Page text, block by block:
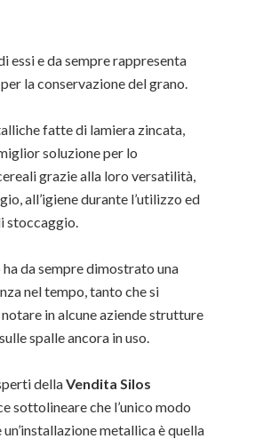
essi e da sempre rappresenta
la conservazione del grano.
fatte di lamiera zincata,
soluzione per lo
grazie alla loro versatilità,
all’igiene durante l’utilizzo ed
stoccaggio.
da sempre dimostrato una
nel tempo, tanto che si
in alcune aziende strutture
spalle ancora in uso.
dellaVendita Silos
sottolineare che l’unico modo
metallica è quella